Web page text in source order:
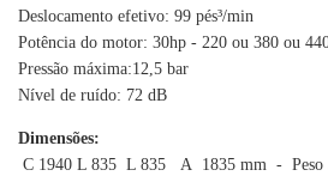
Deslocamento efetivo: 99 pés³/min
Potência do motor: 30hp - 220 ou 380 ou
Pressão máxima:12,5 bar
Nível de ruído: 72 dB
Dimensões:
C 1940 L 835 L 835 A 1835 mm - Peso